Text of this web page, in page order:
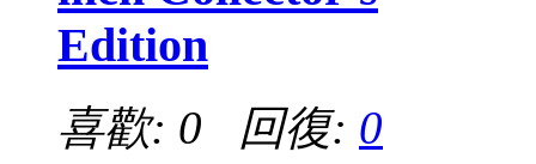
Edition
喜歡: 0 回復: 0